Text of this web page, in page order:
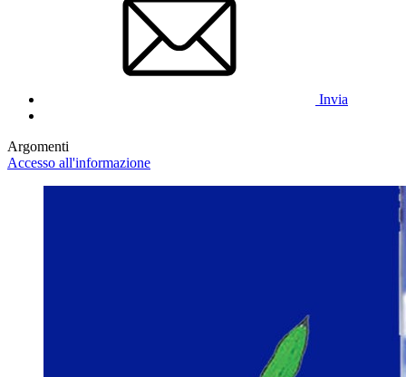
Invia
Argomenti
Accesso all'informazione